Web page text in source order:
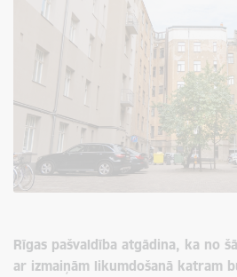
Rīgas pašvaldība atgādina, ka no
ar izmaiņām likumdošanā katram